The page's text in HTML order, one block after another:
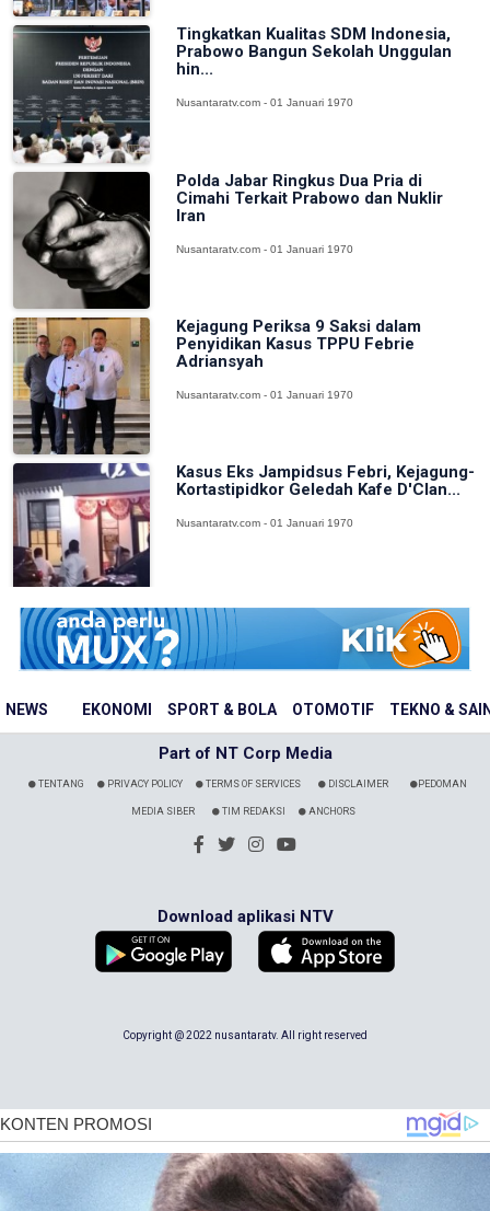
NEWS EKONOMI SPORT & BOLA OTOMOTIF TEKNO &
Tingkatkan Kualitas SDM Indonesia,
Prabowo Bangun Sekolah Unggulan
hin...
Nusantaratv.com - 01 Januari 1970
Polda Jabar Ringkus Dua Pria di
Cimahi Terkait Prabowo dan Nuklir
Iran
Nusantaratv.com - 01 Januari 1970
Kejagung Periksa 9 Saksi dalam
Penyidikan Kasus TPPU Febrie
Adriansyah
Nusantaratv.com - 01 Januari 1970
Kasus Eks Jampidsus Febri, Kejagung-
Kortastipidkor Geledah Kafe D'Clan...
Nusantaratv.com - 01 Januari 1970
Part of NT Corp Media
TENTANG PRIVACY POLICY TERMS OF SERVICES DISCLAIMER PEDOMAN
MEDIA SIBER TIM REDAKSI ANCHORS
Download aplikasi NTV
Copyright @ 2022 nusantaratv. All right reserved